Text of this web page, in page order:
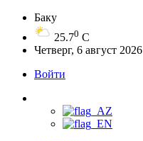
Баку
25.70 C
Четверг, 6 август 2026
Войти